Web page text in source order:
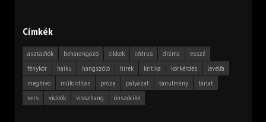
Címkék
asztalfiók beharangozó cikkek cédrus dráma
esszé
fénykör
haiku hangszóló hírek kritika körkérdés
levélfa
meghívó
műfordítás próza pályázat tanulmány
tárlat
vers
videók visszhang önszócikk